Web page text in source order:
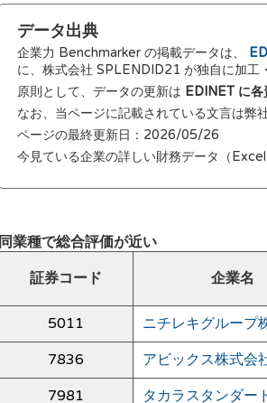
データ出典
企業力 Benchmarker の掲載データは、
に、株式会社 SPLENDID21 が独自に加工
原則として、データの更新は EDINET に各
なお、当ページに記載されている文言は弊
ページの最終更新日：2026/05/26
今見ている企業の詳しい財務データ（
同業種で総合評価が近い
証券コード
企業名
5011 ニチレキグループ
7836
アビックス株式会
7981
タカラスタンダー